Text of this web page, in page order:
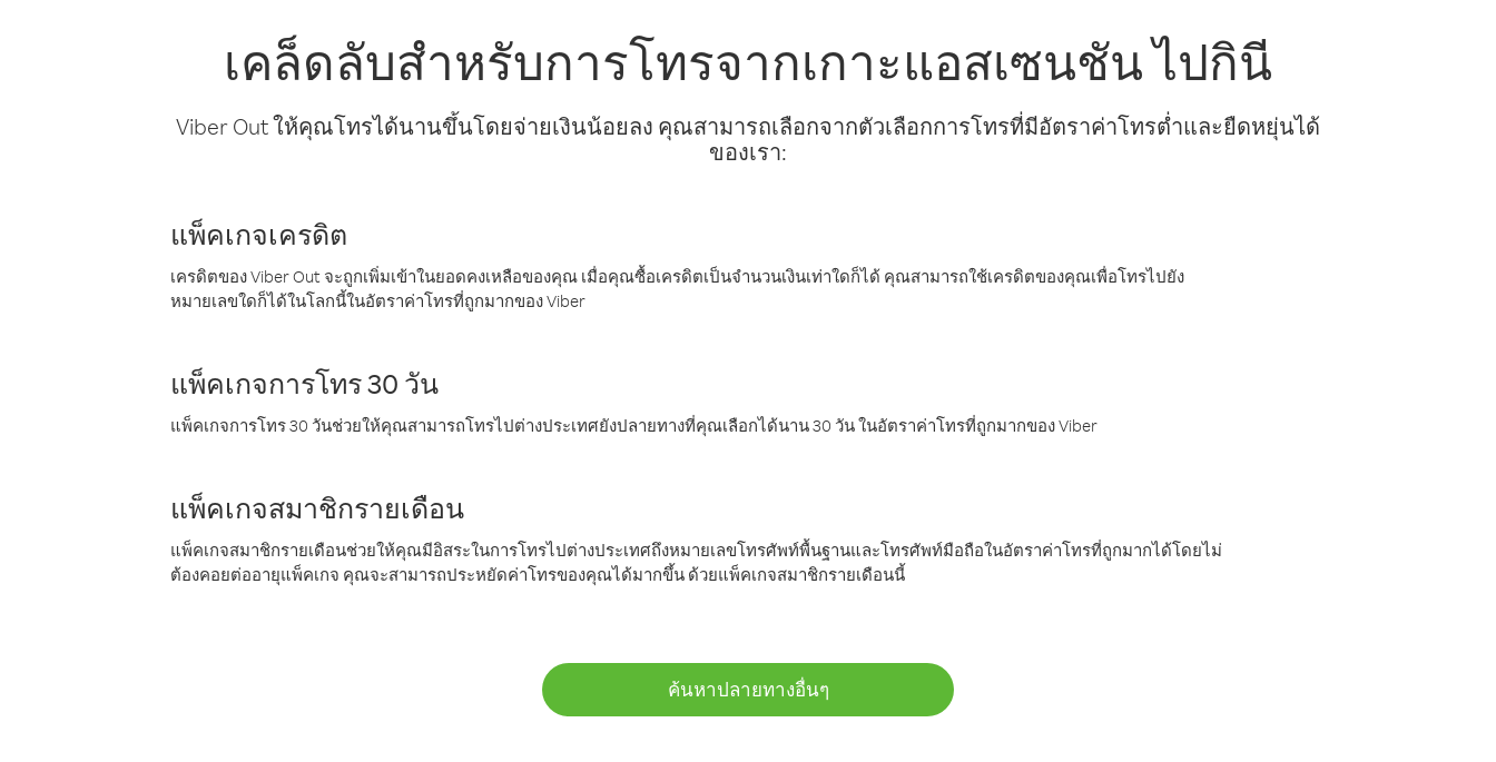
เคล็ดลับสำหรับการโทรจากเกาะแอสเซนชัน ไปกินี
Viber Out ให้คุณโทรได้นานขึ้นโดยจ่ายเงินน้อยลง คุณสามารถเลือกจากตัวเลือกการโทรที่มีอัตราค่าโทรต่ำและยืดหยุ่นได้
ของเรา:
แพ็คเกจเครดิต
เครดิตของ Viber Out จะถูกเพิ่มเข้าในยอดคงเหลือของคุณ เมื่อคุณซื้อเครดิตเป็นจำนวนเงินเท่าใดก็ได้ คุณสามารถใช้เครดิตของคุณเพื่อโทรไปยัง
หมายเลขใดก็ได้ในโลกนี้ในอัตราค่าโทรที่ถูกมากของ Viber
แพ็คเกจการโทร 30 วัน
แพ็คเกจการโทร 30 วันช่วยให้คุณสามารถโทรไปต่างประเทศยังปลายทางที่คุณเลือกได้นาน 30 วัน ในอัตราค่าโทรที่ถูกมากของ Viber
แพ็คเกจสมาชิกรายเดือน
แพ็คเกจสมาชิกรายเดือนช่วยให้คุณมีอิสระในการโทรไปต่างประเทศถึงหมายเลขโทรศัพท์พื้นฐานและโทรศัพท์มือถือในอัตราค่าโทรที่ถูกมากได้โดยไม่
ต้องคอยต่ออายุแพ็คเกจ คุณจะสามารถประหยัดค่าโทรของคุณได้มากขึ้น ด้วยแพ็คเกจสมาชิกรายเดือนนี้
ค้นหาปลายทางอื่นๆ